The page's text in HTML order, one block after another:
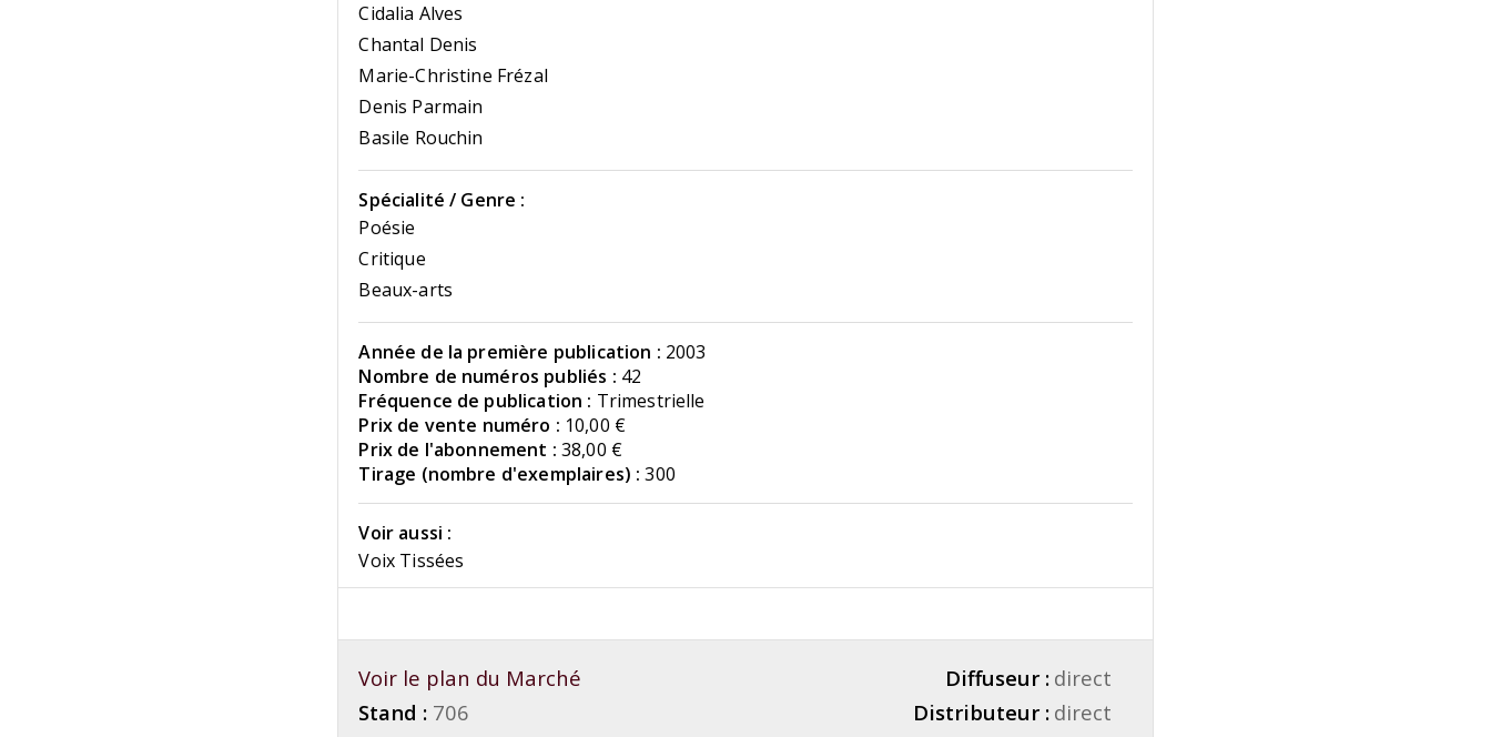
Cidalia Alves
Chantal Denis
Marie-Christine Frézal
Denis Parmain
Basile Rouchin
Spécialité / Genre :
Poésie
Critique
Beaux-arts
Année de la première publication : 2003
Nombre de numéros publiés : 42
Fréquence de publication : Trimestrielle
Prix de vente numéro : 10,00 €
Prix de l'abonnement : 38,00 €
Tirage (nombre d'exemplaires) : 300
Voir aussi :
Voix Tissées
Voir le plan du Marché
Stand : 706
Diffuseur : direct
Distributeur : direct